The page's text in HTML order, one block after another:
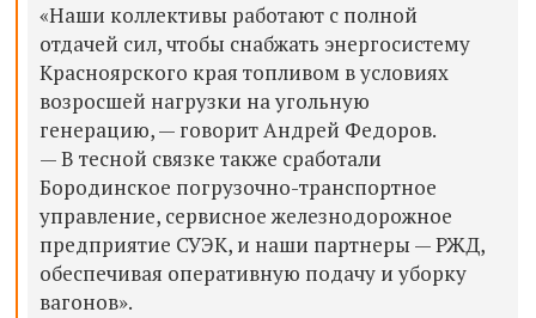
«Наши коллективы работают с полной
отдачей сил, чтобы снабжать энергосистему
Красноярского края топливом в условиях
возросшей нагрузки на угольную
генерацию, — говорит Андрей Федоров.
— В тесной связке также сработали
Бородинское погрузочно-транспортное
управление, сервисное железнодорожное
предприятие СУЭК, и наши партнеры — РЖД,
обеспечивая оперативную подачу и уборку
вагонов».